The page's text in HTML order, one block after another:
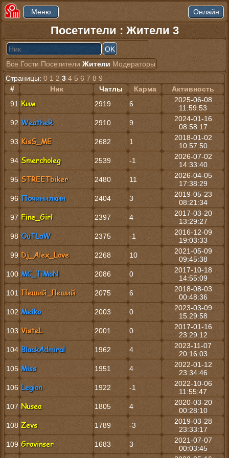
Посетители : Жители 3
Все Гости Посетители Жители Модераторы
Страницы: 0 1 2 3 4 5 6 7 8 9
#
Ник Чатлы Карма
Активность
91 Ким 2919 6
2025-06-08
11:59:53
92 WeatheR 2910 9
2024-01-16
08:58:17
93 KisS_ME 2682 1
2018-01-02
10:57:50
94 Smercholeg 2539 -1
2026-07-02
14:33:40
95 STREETbiker 2480 11
2026-04-05
17:38:29
96 Починилкин 2404 3
2019-05-23
08:21:34
97 Fine_Girl 2397 4
2017-03-20
13:29:27
98 OuTLaW 2375 -1
2016-12-09
19:03:33
99 Dj_Alex_Love 2268 10
2021-05-09
09:45:38
100 MC_TiMoN 2086 0
2017-10-18
14:55:09
101 Пеший_Леший 2075 6
2018-08-03
00:48:36
102 Meiko 2003 0
2023-03-09
15:29:58
103 VisteL 2001 0
2017-01-16
23:29:12
104 BlackAdmiral 1962 4
2023-11-07
20:16:03
105 Miss 1951 4
2022-01-12
23:34:46
106 Legion 1922 -1
2022-10-06
11:55:47
107 Nusea 1805 4
2020-03-20
00:28:10
108 Zevs 1789 -3
2019-03-28
23:33:17
109 Gravinser 1683 3
2021-07-07
00:03:45